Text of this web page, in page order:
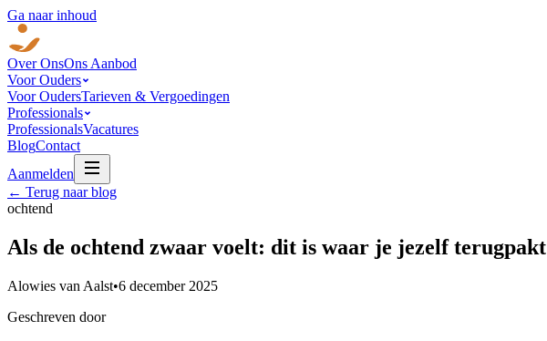
Ga naar inhoud
Over OnsOns Aanbod
Voor Ouders
Voor OudersTarieven & Vergoedingen
Professionals
ProfessionalsVacatures
BlogContact
Aanmelden
← Terug naar blog
ochtend
Als de ochtend zwaar voelt: dit is waar je jezelf terugpakt
Alowies van Aalst•6 december 2025
Geschreven door